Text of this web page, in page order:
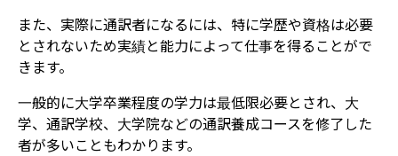
また、実際に通訳者になるには、特に学歴や資格は必要
とされないため実績と能力によって仕事を得ることがで
きます。
一般的に大学卒業程度の学力は最低限必要とされ、大
学、通訳学校、大学院などの通訳養成コースを修了した
者が多いこともわかります。